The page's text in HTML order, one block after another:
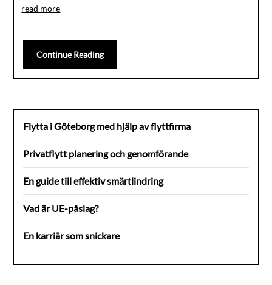
read more
Continue Reading
Flytta i Göteborg med hjälp av flyttfirma
Privatflytt planering och genomförande
En guide till effektiv smärtlindring
Vad är UE-påslag?
En karriär som snickare